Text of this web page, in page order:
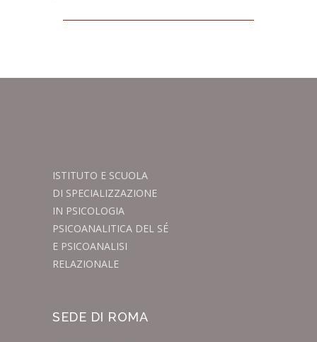
ISTITUTO E SCUOLA
DI SPECIALIZZAZIONE
IN PSICOLOGIA
PSICOANALITICA DEL SÉ
E PSICOANALISI
RELAZIONALE
SEDE DI ROMA